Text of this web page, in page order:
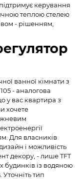
керування
теплою стелею
- рішенням,
ванної кімнати з
- аналогова
у вас квартира з
хочете
Для власників
і можливість
декору, - лише TFT
із водяною
тип